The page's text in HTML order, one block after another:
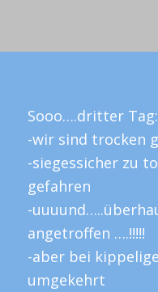
Sooo….dritter Tag:
-wir sind trocken
-siegessicher zu
gefahren
-
angetroffen ….!!!!!
-aber bei
umgekehrt